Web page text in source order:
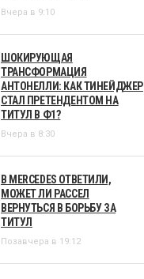
Вчера в 9:10
ШОКИРУЮЩАЯ
ТРАНСФОРМАЦИЯ
АНТОНЕЛЛИ: КАК ТИНЕЙДЖЕР
СТАЛ ПРЕТЕНДЕНТОМ НА
ТИТУЛ В Ф1?
Вчера в 8:30
В MERCEDES ОТВЕТИЛИ,
МОЖЕТ ЛИ РАССЕЛ
ВЕРНУТЬСЯ В БОРЬБУ ЗА
ТИТУЛ
Позавчера в 19:12